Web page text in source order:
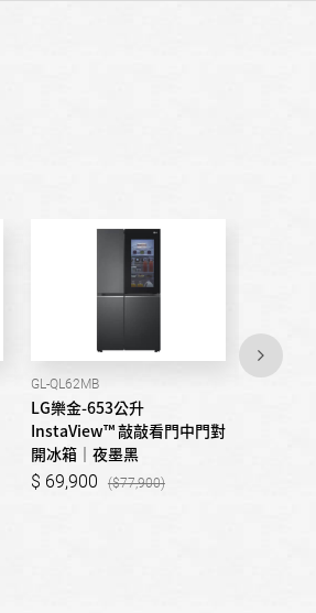
GL-QL62MB
LG樂金-653公升
InstaView™ 敲敲看門中門對
開冰箱｜夜墨黑
69,900 77,900